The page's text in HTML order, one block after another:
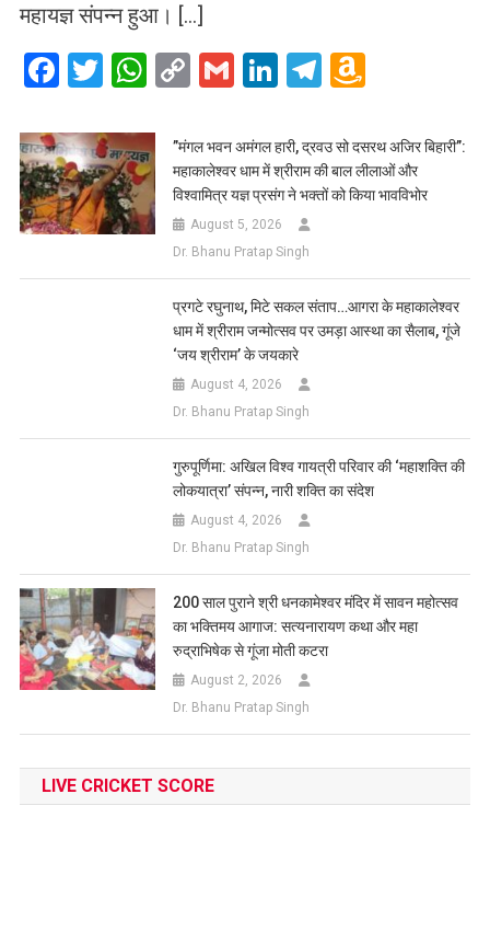
महायज्ञ संपन्न हुआ। […]
Facebook
Twitter
WhatsApp
CopyGmailLinkedIn
Telegram
List
​”मंगल भवन अमंगल हारी, द्रवउ सो दसरथ अजिर बिहारी”:
महाकालेश्वर धाम में श्रीराम की बाल लीलाओं और
विश्वामित्र यज्ञ प्रसंग ने भक्तों को किया भावविभोर
August 5, 2026
Dr. Bhanu Pratap Singh
प्रगटे रघुनाथ, मिटे सकल संताप…आगरा के महाकालेश्वर
धाम में श्रीराम जन्मोत्सव पर उमड़ा आस्था का सैलाब, गूंजे
‘जय श्रीराम’ के जयकारे
August 4, 2026
Dr. Bhanu Pratap Singh
गुरुपूर्णिमा: अखिल विश्व गायत्री परिवार की ‘महाशक्ति की
लोकयात्रा’ संपन्न, नारी शक्ति का संदेश
August 4, 2026
Dr. Bhanu Pratap Singh
200 साल पुराने श्री धनकामेश्वर मंदिर में सावन महोत्सव
का भक्तिमय आगाज: सत्यनारायण कथा और महा
रुद्राभिषेक से गूंजा मोती कटरा
August 2, 2026
Dr. Bhanu Pratap Singh
LIVE CRICKET SCORE